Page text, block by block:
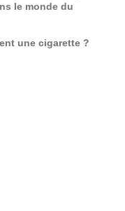
le monde du
une cigarette ?